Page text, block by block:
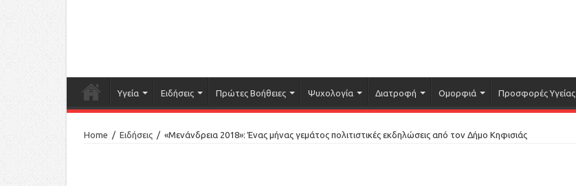
Υγεία Ειδήσεις Πρώτες Βοήθειες Ψυχολογία Διατροφή Ομορφιά Προσφορές Υγείας
Home / Ειδήσεις / «Μενάνδρεια 2018»: Ένας μήνας γεμάτος πολιτιστικές εκδηλώσεις από τον Δήμο Κηφισιάς